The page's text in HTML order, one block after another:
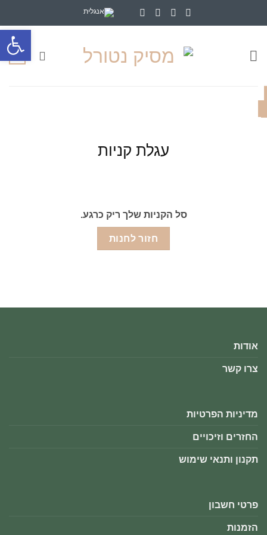
0
עגלת קניות
סל הקניות שלך ריק כרגע.
חזור לחנות
אודות
צרו קשר
מדיניות הפרטיות
החזרים וזיכויים
תקנון ותנאי שימוש
פרטי חשבון
הזמנות
פתח